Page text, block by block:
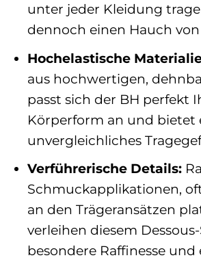
unter jeder Kleidung
dennoch einen Hauch
Hochelastische
aus hochwertigen,
passt sich der BH perfekt
Körperform an und bietet
unvergleichliches
Verführerische Details:
Schmuckapplikationen,
an den Trägeransätzen
verleihen diesem
besondere Raffinesse und